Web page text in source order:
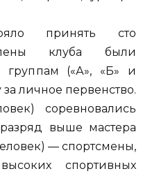
принять сто
клуба были
группам («А», «Б» и
личное первенство.
соревновались
выше мастера
— спортсмены,
спортивных